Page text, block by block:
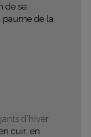
de se
paume de la
d’hiver
cuir, en